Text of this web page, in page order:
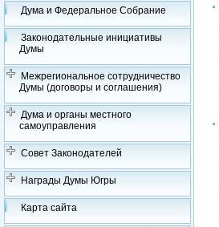
Дума и Федеральное Собрание
Законодательные инициативы
Думы
Межрегиональное сотрудничество
Думы (договоры и соглашения)
Дума и органы местного
самоуправления
Совет Законодателей
Награды Думы Югры
Карта сайта